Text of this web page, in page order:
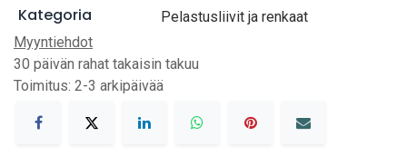
Kategoria
Pelastusliivit ja renkaat
Myyntiehdot
30 päivän rahat takaisin takuu
Toimitus: 2-3 arkipäivää